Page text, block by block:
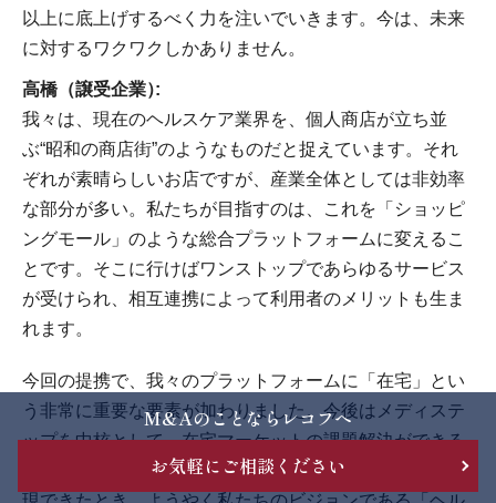
以上に底上げするべく力を注いでいきます。今は、未来
に対するワクワクしかありません。
高橋（譲受企業）
我々は、現在のヘルスケア業界を、個人商店が立ち並
ぶ“昭和の商店街”のようなものだと捉えています。それ
ぞれが素晴らしいお店ですが、産業全体としては非効率
な部分が多い。私たちが目指すのは、これを「ショッピ
ングモール」のような総合プラットフォームに変えるこ
とです。そこに行けばワンストップであらゆるサービス
が受けられ、相互連携によって利用者のメリットも生ま
れます。
今回の提携で、我々のプラットフォームに「在宅」とい
う非常に重要な要素が加わりました。今後はメディステ
ップを中核として、在宅マーケットの課題解決ができる
総合的なサービスを構築していきたい。その世界観が実
M&Aのことならレコフへ
お気軽にご相談ください